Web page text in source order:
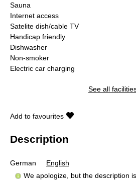
Sauna
Internet access
Satelite dish/cable TV
Handicap friendly
Dishwasher
Non-smoker
Electric car charging
See all
Add to favourites
Description
German
English
We apologize, but the description